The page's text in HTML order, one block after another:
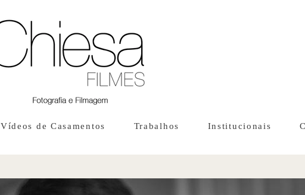
Vídeos de Casamentos Trabalhos Institucionais